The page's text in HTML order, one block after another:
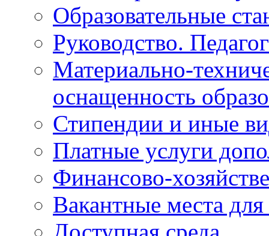
Образовательные
Руководство.
Материально-
оснащенность
Стипендии и иные
Платные услуги
Финансово-
Вакантные места для